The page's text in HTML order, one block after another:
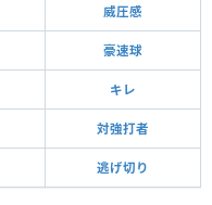
威圧感
豪速球
キレ
対強打者
逃げ切り